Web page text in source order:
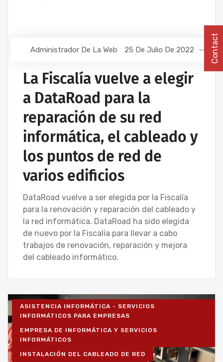
Administrador De La Web 25 De Julio De 2022
La Fiscalía vuelve a elegir
a DataRoad para la
reparación de su red
informática, el cableado y
los puntos de red de
varios edificios
DataRoad vuelve a ser elegida por la Fiscalía
para la renovación y reparación del cableado y
la red informática. DataRoad ha sido elegida
de nuevo por la Fiscalía para llevar a cabo
trabajos de renovación, reparación y mejora
del cableado informático.
ASISTENCIA INFORMÁTICA - SERVICIOS
INFORMÁTICOS PARA EMPRESAS
EMPRESA DE INFORMÁTICA Y SERVICIOS
INFORMÁTICOS
INSTALACIÓN DEL CABLEADO DE RED
Contact